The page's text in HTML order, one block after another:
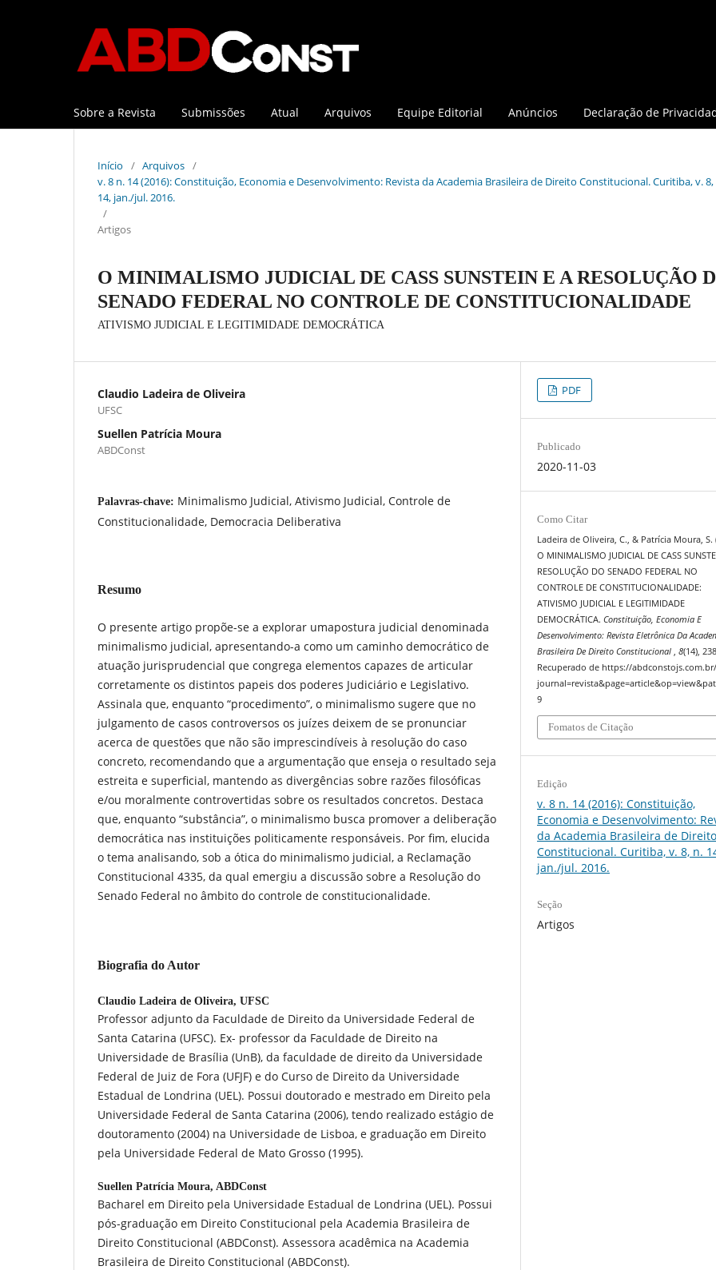
Sobre a Revista Submissões Atual Arquivos Equipe Editorial Anúncios Declaração de
Início / Arquivos /
v. 8 n. 14 (2016): Constituição, Economia e Desenvolvimento: Revista da Academia Brasileira de Direito Constitucional. Curitiba, v. 8,
14, jan./jul. 2016.
/
Artigos
O MINIMALISMO JUDICIAL DE CASS SUNSTEIN E A RESOLUÇÃO
SENADO FEDERAL NO CONTROLE DE CONSTITUCIONALIDADE
ATIVISMO JUDICIAL E LEGITIMIDADE DEMOCRÁTICA
Claudio Ladeira de Oliveira
UFSC
Suellen Patrícia Moura
ABDConst
Palavras-chave: Minimalismo Judicial, Ativismo Judicial, Controle de
Constitucionalidade, Democracia Deliberativa
Resumo
O presente artigo propõe-se a explorar umapostura judicial denominada
minimalismo judicial, apresentando-a como um caminho democrático de
atuação jurisprudencial que congrega elementos capazes de articular
corretamente os distintos papeis dos poderes Judiciário e Legislativo.
Assinala que, enquanto “procedimento”, o minimalismo sugere que no
julgamento de casos controversos os juízes deixem de se pronunciar
acerca de questões que não são imprescindíveis à resolução do caso
concreto, recomendando que a argumentação que enseja o resultado seja
estreita e superficial, mantendo as divergências sobre razões filosóficas
e/ou moralmente controvertidas sobre os resultados concretos. Destaca
que, enquanto “substância”, o minimalismo busca promover a deliberação
democrática nas instituições politicamente responsáveis. Por fim, elucida
o tema analisando, sob a ótica do minimalismo judicial, a Reclamação
Constitucional 4335, da qual emergiu a discussão sobre a Resolução do
Senado Federal no âmbito do controle de constitucionalidade.
Biografia do Autor
Claudio Ladeira de Oliveira, UFSC
Professor adjunto da Faculdade de Direito da Universidade Federal de
Santa Catarina (UFSC). Ex- professor da Faculdade de Direito na
Universidade de Brasília (UnB), da faculdade de direito da Universidade
Federal de Juiz de Fora (UFJF) e do Curso de Direito da Universidade
Estadual de Londrina (UEL). Possui doutorado e mestrado em Direito pela
Universidade Federal de Santa Catarina (2006), tendo realizado estágio de
doutoramento (2004) na Universidade de Lisboa, e graduação em Direito
pela Universidade Federal de Mato Grosso (1995).
Suellen Patrícia Moura, ABDConst
Bacharel em Direito pela Universidade Estadual de Londrina (UEL). Possui
pós-graduação em Direito Constitucional pela Academia Brasileira de
Direito Constitucional (ABDConst). Assessora acadêmica na Academia
Brasileira de Direito Constitucional (ABDConst).
PDF
Publicado
2020-11-03
Como Citar
Ladeira de Oliveira, C., & Patrícia Moura, S.
O MINIMALISMO JUDICIAL DE CASS
RESOLUÇÃO DO SENADO FEDERAL NO
CONTROLE DE CONSTITUCIONALIDADE:
ATIVISMO JUDICIAL E LEGITIMIDADE
DEMOCRÁTICA.Constituição, Economia E
Desenvolvimento: Revista Eletrônica Da
Brasileira De Direito Constitucional,8(14),
Recuperado de https://
9
Fomatos de Citação
Edição
v. 8 n. 14 (2016): Constituição,
Economia e Desenvolvimento:
da Academia Brasileira de Direito
Constitucional. Curitiba, v. 8, n.
jan./jul. 2016.
Seção
Artigos